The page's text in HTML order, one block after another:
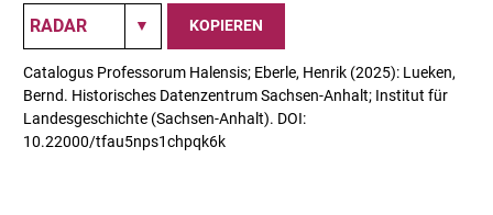
KOPIEREN
Catalogus Professorum Halensis; Eberle, Henrik (2025): Lueken,
Bernd. Historisches Datenzentrum Sachsen-Anhalt; Institut für
Landesgeschichte (Sachsen-Anhalt). DOI:
10.22000/tfau5nps1chpqk6k